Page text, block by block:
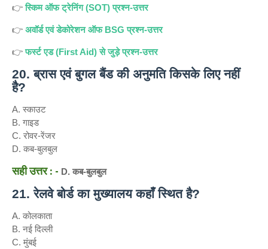
👉स्किम ऑफ ट्रेनिंग (SOT) प्रश्न-उत्तर
👉 अवॉर्ड एवं डेकोरेशन ऑफ BSG प्रश्न-उत्तर
👉फर्स्ट एड (First Aid) से जुड़े प्रश्न-उत्तर
20. ब्रास एवं बुगल बैंड की अनुमति किसके लिए नहीं
है?
A. स्काउट
B. गाइड
C. रोवर-रेंजर
D. कब-बुलबुल
सही उत्तर : - D. कब-बुलबुल
21. रेलवे बोर्ड का मुख्यालय कहाँ स्थित है?
A. कोलकाता
B. नई दिल्ली
C. मुंबई